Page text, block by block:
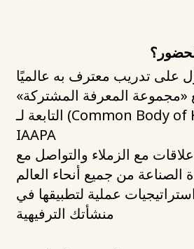
على تدريب معترف به عالميًا
«مجموعة المعرفة المشتركة»
(Common Body of Knowledge) التابعة لـ
IAAPA
مع الزملاء والتواصل مع
الصناعة من جميع أنحاء العالم
عملية لتطبيقها في
منشأتك الترفيهية